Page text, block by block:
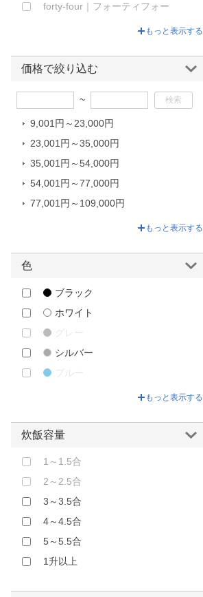
forty-four｜フォーティフォー
IRIS OHYAMA｜アイリスオーヤマ
KOIZUMI｜コイズミ
LADONNA｜ラドンナ
macaful｜マカフル
NEOVE｜ネオーブ
ORIGINAL BASIC｜オリジナルベ
ーシック
Panasonic｜パナソニック
siroca｜シロカ
T-fal｜ティファール
TAGlabel by amadana｜タグレー
ベル バイ アマダナ
THANKO｜サンコー
アズマ｜azuma
アピックス｜APIX
イーバランス｜E-BALANCE
ウィナーズ｜Winner’s
エスキュービズムエレクトリック
｜S-cubism
オーム電機｜OHM ELECTRIC
もっと表示する
価格で絞り込む
~
9,001円～23,000円
23,001円～35,000円
35,001円～54,000円
54,001円～77,000円
77,001円～109,000円
もっと表示する
色
ブラック
ホワイト
グレー
シルバー
ブルー
イエロー
もっと表示する
炊飯容量
1～1.5合
2～2.5合
3～3.5合
4～4.5合
5～5.5合
1升以上